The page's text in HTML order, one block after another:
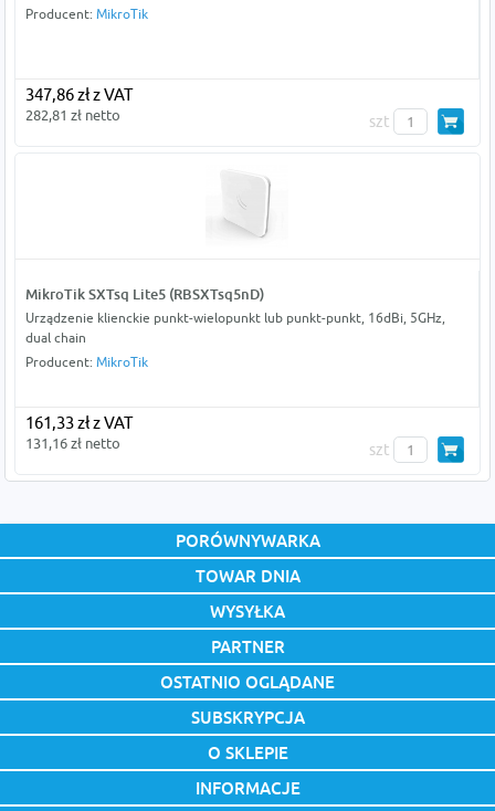
Producent: MikroTik
347,86 zł z VAT
282,81 zł netto szt
MikroTik SXTsq Lite5 (RBSXTsq5nD)
Urządzenie klienckie punkt-wielopunkt lub punkt-punkt, 16dBi, 5GHz,
dual chain
Producent: MikroTik
161,33 zł z VAT
131,16 zł netto szt
PORÓWNYWARKA
TOWAR DNIA
WYSYŁKA
PARTNER
OSTATNIO OGLĄDANE
SUBSKRYPCJA
O SKLEPIE
INFORMACJE